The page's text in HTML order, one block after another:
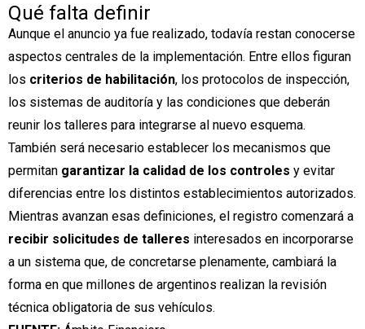
Qué falta definir
Aunque el anuncio ya fue realizado, todavía restan conocerse
aspectos centrales de la implementación. Entre ellos figuran
los criterios de habilitación, los protocolos de inspección,
los sistemas de auditoría y las condiciones que deberán
reunir los talleres para integrarse al nuevo esquema.
También será necesario establecer los mecanismos que
permitan garantizar la calidad de los controles y evitar
diferencias entre los distintos establecimientos autorizados.
Mientras avanzan esas definiciones, el registro comenzará a
recibir solicitudes de talleres interesados en incorporarse
a un sistema que, de concretarse plenamente, cambiará la
forma en que millones de argentinos realizan la revisión
técnica obligatoria de sus vehículos.